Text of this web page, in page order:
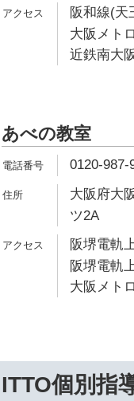
阪和線(天
大阪メト
近鉄南大
あべの教室
0120-987-
大阪府大
ツ2A
阪堺電軌
阪堺電軌
大阪メト
ITTO個別指